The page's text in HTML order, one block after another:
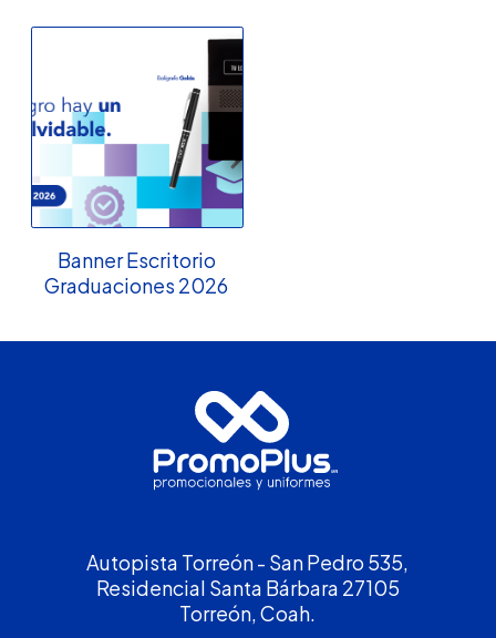
Banner Escritorio
Graduaciones 2026
Autopista Torreón - San Pedro 535,
Residencial Santa Bárbara 27105
Torreón, Coah.